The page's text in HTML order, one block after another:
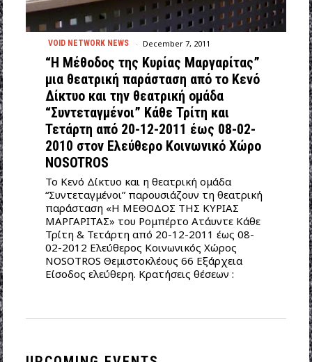
VOID NETWORK NEWS December 7, 2011
“H Μέθοδος της Κυρίας Μαργαρίτας”
μια θεατρική παράσταση από το Κενό
Δίκτυο και την θεατρική ομάδα
“Συντεταγμένοι” Κάθε Τρίτη και
Τετάρτη από 20-12-2011 έως 08-02-
2010 στον Ελεύθερο Κοινωνικό Χώρο
ΝOSOTROS
Το Κενό Δίκτυο και η θεατρική ομάδα
“Συντεταγμένοι” παρουσιάζουν τη θεατρική
παράσταση «Η ΜΕΘΟΔΟΣ ΤΗΣ ΚΥΡΙΑΣ
ΜΑΡΓΑΡΙΤΑΣ» του Ρομπέρτο Ατάυντε Κάθε
Τρίτη & Τετάρτη από 20-12-2011 έως 08-
02-2012 Ελεύθερος Κοινωνικός Χώρος
ΝΟSOTROS Θεμιστοκλέους 66 Εξάρχεια
Είσοδος ελεύθερη. Κρατήσεις θέσεων :